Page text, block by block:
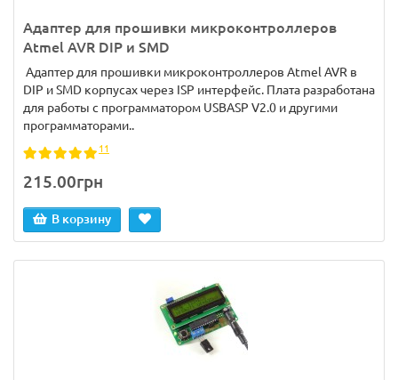
Адаптер для прошивки микроконтроллеров
Atmel AVR DIP и SMD
Адаптер для прошивки микроконтроллеров Atmel AVR в
DIP и SMD корпусах через ISP интерфейс. Плата разработана
для работы с программатором USBASP V2.0 и другими
программаторами..
11
215.00грн
В корзину